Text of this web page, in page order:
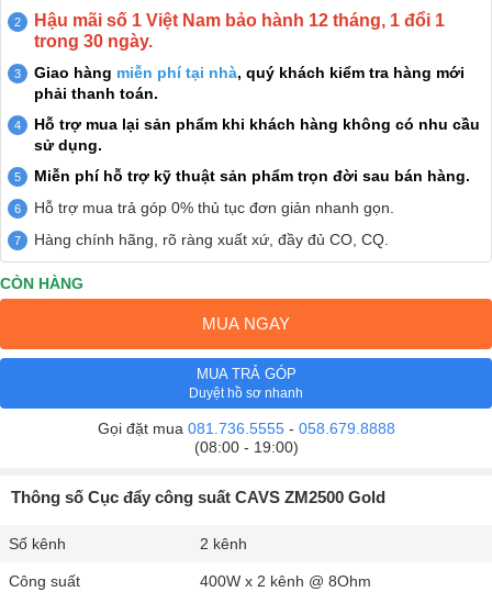
Hậu mãi số 1 Việt Nam bảo hành 12 tháng, 1 đổi 1
trong 30 ngày.
Giao hàng miễn phí tại nhà, quý khách kiểm tra hàng mới
phải thanh toán.
Hỗ trợ mua lại sản phẩm khi khách hàng không có nhu cầu
sử dụng.
Miễn phí hỗ trợ kỹ thuật sản phẩm trọn đời sau bán hàng.
Hỗ trợ mua trả góp 0% thủ tục đơn giản nhanh gọn.
Hàng chính hãng, rõ ràng xuất xứ, đầy đủ CO, CQ.
CÒN HÀNG
MUA NGAY
MUA TRẢ GÓP
Duyệt hồ sơ nhanh
Gọi đặt mua 081.736.5555- 058.679.8888
(08:00 - 19:00)
Thông số Cục đẩy công suất CAVS ZM2500 Gold
Số kênh 2 kênh
Công suất 400W x 2 kênh @ 8Ohm